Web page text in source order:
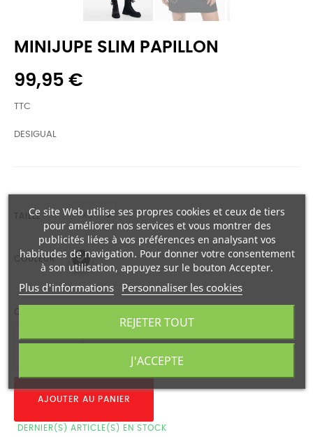
MINIJUPE SLIM PAPILLON
99,95 €
TTC
DESIGUAL
TAILLE
COULEUR
QUANTITÉ
AJOUTER AU PANIER
DERNIER(S) ARTICLE(S) EN STOCK
Ce site Web utilise ses propres cookies et ceux de tiers
pour améliorer nos services et vous montrer des
publicités liées à vos préférences en analysant vos
habitudes de navigation. Pour donner votre consentement
à son utilisation, appuyez sur le bouton Accepter.
Plus d'informations Personnaliser les cookies
REJETER TOUT
J'ACCEPTE